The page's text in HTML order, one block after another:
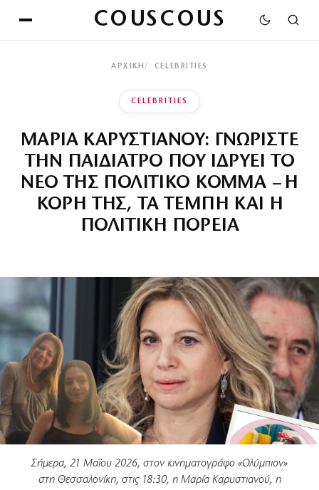
COUSCOUS
ΑΡΧΙΚΉ CELEBRITIES
CELEBRITIES
ΜΑΡΙΑ ΚΑΡΥΣΤΙΑΝΟΥ: ΓΝΩΡΙΣΤΕ
ΤΗΝ ΠΑΙΔΙΑΤΡΟ ΠΟΥ ΙΔΡΥΕΙ ΤΟ
ΝΕΟ ΤΗΣ ΠΟΛΙΤΙΚΟ ΚΟΜΜΑ – Η
ΚΟΡΗ ΤΗΣ, ΤΑ ΤΕΜΠΗ ΚΑΙ Η
ΠΟΛΙΤΙΚΗ ΠΟΡΕΙΑ
Σήμερα, 21 Μαΐου 2026, στον κινηματογράφο «Ολύμπιον»
στη Θεσσαλονίκη, στις 18:30, η Μαρία Καρυστιανού, η